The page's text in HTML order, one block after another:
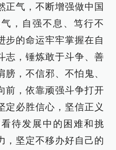
正气，不断增强做中国
，自强不息、笃行不
步的命运牢牢掌握在自
志，锤炼敢于斗争、善
，不信邪、不怕鬼、
前，依靠顽强斗争打开
定必胜信心，坚信正义
待发展中的困难和挑
，坚定不移办好自己的